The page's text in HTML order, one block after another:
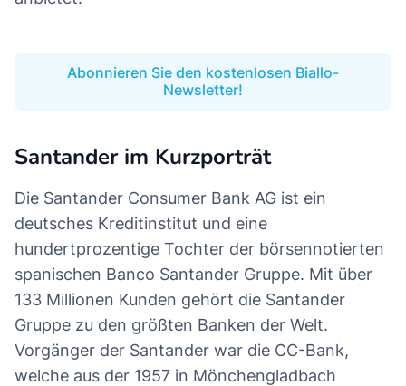
Abonnieren Sie den kostenlosen Biallo-
Newsletter!
Santander im Kurzporträt
Die Santander Consumer Bank AG ist ein
deutsches Kreditinstitut und eine
hundertprozentige Tochter der börsennotierten
spanischen Banco Santander Gruppe. Mit über
133 Millionen Kunden gehört die Santander
Gruppe zu den größten Banken der Welt.
Vorgänger der Santander war die CC-Bank,
welche aus der 1957 in Mönchengladbach